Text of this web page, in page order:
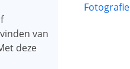
van
deze
Fotografie